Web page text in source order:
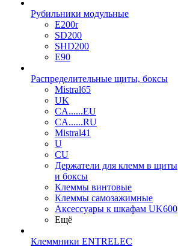
Рубильники модульные
E200r
SD200
SHD200
E90
Распределительные щиты, боксы
Mistral65
UK
CA......EU
CA......RU
Mistral41
U
CU
Держатели для клемм в щиты
и боксы
Клеммы винтовые
Клеммы самозажимные
Аксессуары к шкафам UK600
Ещё
Клеммники ENTRELEC